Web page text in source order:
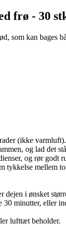
frø - 30
som kan bages
(ikke varmluft).
og lad det
og rør godt
tykkelse mellem
dejen i ønsket
30 minutter, eller
lufttæt beholder.